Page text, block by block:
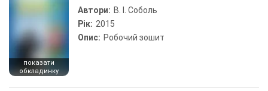
показати
обкладинку
Автори: В. І. Соболь
Рік: 2015
Опис: Робочий зошит